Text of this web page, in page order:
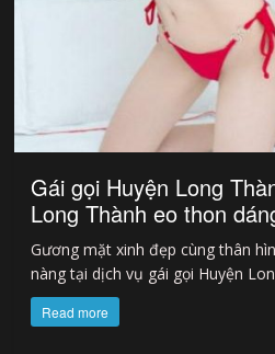
Gái gọi Huyện Long
Long Thành eo thon
Gương mặt xinh đẹp cùng thân
nàng tại dịch vụ gái gọi Huyện
Read more